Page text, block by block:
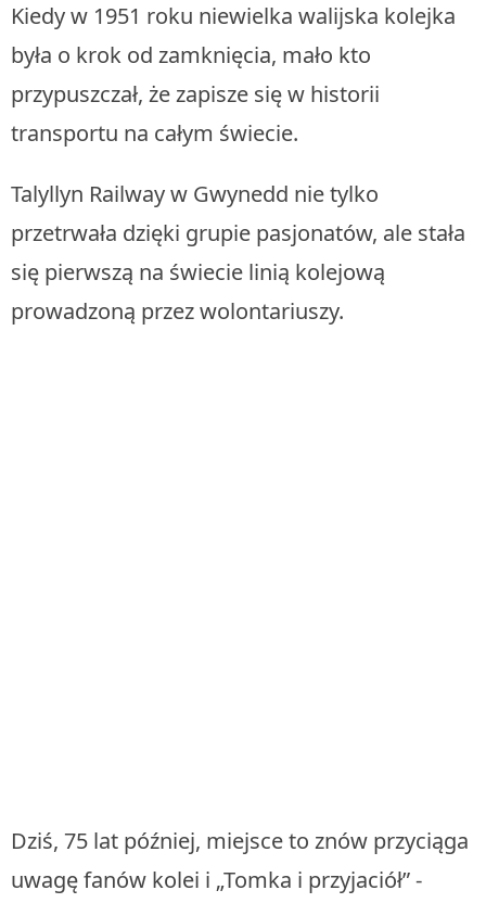
Kiedy w 1951 roku niewielka walijska kolejka
była o krok od zamknięcia, mało kto
przypuszczał, że zapisze się w historii
transportu na całym świecie.
Talyllyn Railway w Gwynedd nie tylko
przetrwała dzięki grupie pasjonatów, ale stała
się pierwszą na świecie linią kolejową
prowadzoną przez wolontariuszy.
Dziś, 75 lat później, miejsce to znów przyciąga
uwagę fanów kolei i „Tomka i przyjaciół” -